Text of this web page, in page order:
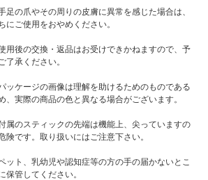
足の爪やその周りの皮膚に異常を感じた場合は、
にご使用をおやめください。
用後の交換・返品はお受けできかねますので、予
了承ください。
ッケージの画像は理解を助けるためのものである
、実際の商品の色と異なる場合がございます。
属のスティックの先端は機能上、尖っていますの
険です。取り扱いにはご注意下さい。
ット、乳幼児や認知症等の方の手の届かないとこ
保管してください。